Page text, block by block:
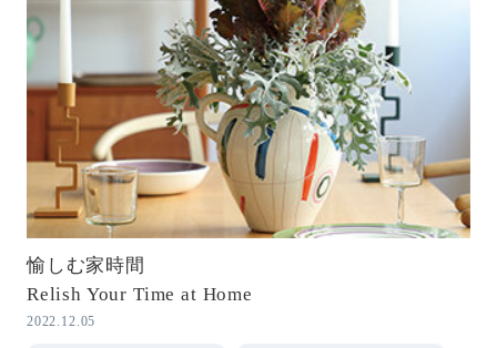
愉しむ家時間
Relish Your Time at Home
2022.12.05